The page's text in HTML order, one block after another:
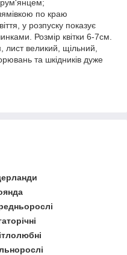
по краю
у розпуску показує
Розмір квітки 6-7см.
великий, щільний,
та шкідників дуже